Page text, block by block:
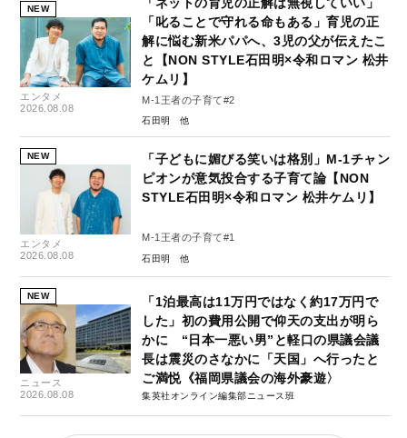
NEW
エンタメ
2026.08.08
「叱ることで守れる命もある」育児の正
解に悩む新米パパへ、3児の父が伝えたこ
と【NON STYLE石田明×令和ロマン 松井
ケムリ】
M-1王者の子育て#2
石田明
NEW
エンタメ
2026.08.08
「子どもに媚びる笑いは格別」M-1チャン
ピオンが意気投合する子育て論【NON
STYLE石田明×令和ロマン 松井ケムリ】
M-1王者の子育て#1
石田明
NEW
ニュース
2026.08.08
「1泊最高は11万円ではなく約17万円で
した」初の費用公開で仰天の支出が明ら
かに “日本一悪い男”と軽口の県議会議
長は震災のさなかに「天国」へ行ったと
ご満悦《福岡県議会の海外豪遊〉
集英社オンライン編集部ニュース班